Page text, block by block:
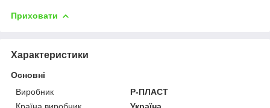
Приховати
Характеристики
Основні
Виробник
Р-ПЛАСТ
Країна виробник
Україна